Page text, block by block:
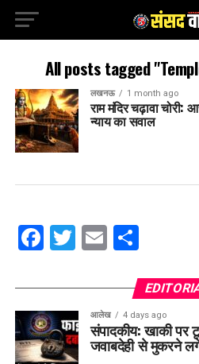
All posts tagged
लखनऊ 1 month ago
राम मंदिर चढ़ावा
न्याय का सवाल
Facebook
Twitter
EmailShare
आलेख 4 days ago
संपादकीय: खाकी पर
जवाबदेही से मुकरने